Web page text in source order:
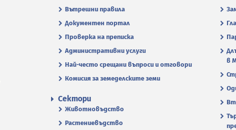
Вътрешни правила
Документен портал
Проверка на преписка
Административни услуги
Най-често срещани въпроси и отговори
Комисия за земеделските земи
в
Сектори
Животновъдство
Растениевъдство